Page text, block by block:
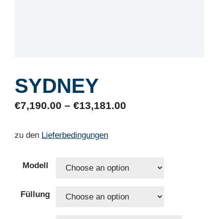
SYDNEY
€7,190.00 – €13,181.00
zu den Lieferbedingungen
Modell
Füllung